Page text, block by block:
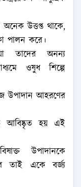
উত্তপ্ত থাকে,
পালন করে।
তাদের অনন্য
ওষুধ শিল্পে
উপাদান আহরণের
আবিষ্কৃত হয় এই
উপাদানকে
তাই একে বর্জ্য